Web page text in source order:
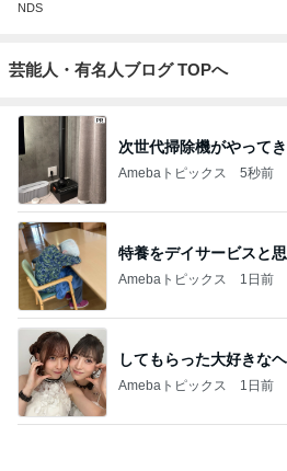
NDS
芸能人・有名人ブログ TOPへ
次世代掃除機がやってき
Amebaトピックス 5秒前
特養をデイサービスと
Amebaトピックス 1日前
してもらった大好きな
Amebaトピックス 1日前